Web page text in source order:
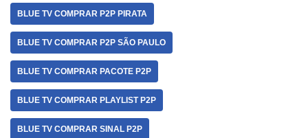
BLUE TV COMPRAR P2P PIRATA
BLUE TV COMPRAR P2P SÃO PAULO
BLUE TV COMPRAR PACOTE P2P
BLUE TV COMPRAR PLAYLIST P2P
BLUE TV COMPRAR SINAL P2P